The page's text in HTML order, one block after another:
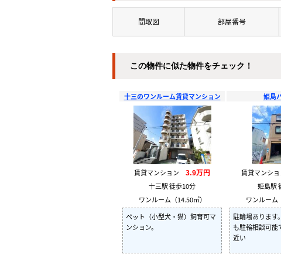
間取図 部屋番号
この物件に似た物件をチェック！
十三のワンルーム賃貸マンション
賃貸マンション 3.9万円
十三駅 徒歩10分
ワンルーム（14.50㎡）
ペット（小型犬・猫）飼育可マ
ンション。
姫島
賃貸マンシ
姫島駅
ワンルーム
駐輪場あります
も駐輪相談可能
近い